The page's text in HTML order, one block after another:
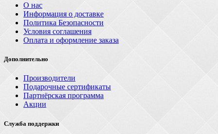
О нас
Информация о доставке
Политика Безопасности
Условия соглашения
Оплата и оформление заказа
Дополнительно
Производители
Подарочные сертификаты
Партнёрская программа
Акции
Служба поддержки